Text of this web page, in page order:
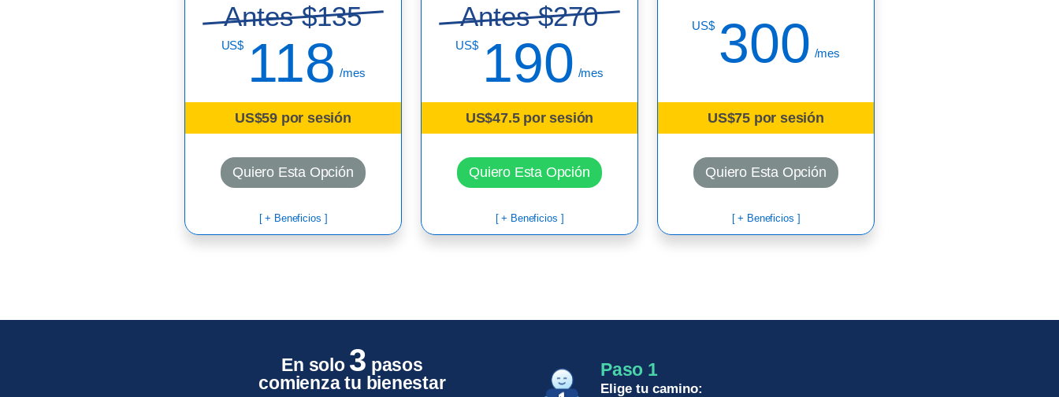
Antes $135
US$ 118 /mes
US$59 por sesión
Quiero Esta Opción
[ + Beneficios ]
Antes $270
US$ 190 /mes
US$47.5 por sesión
Quiero Esta Opción
[ + Beneficios ]
US$ 300 /mes
US$75 por sesión
Quiero Esta Opción
[ + Beneficios ]
En solo 3 pasos
comienza tu bienestar
Paso 1
Elige tu camino: